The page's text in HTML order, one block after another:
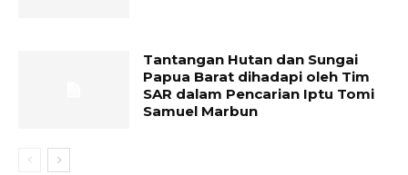
Tantangan Hutan dan Sungai
Papua Barat dihadapi oleh Tim
SAR dalam Pencarian Iptu Tomi
Samuel Marbun